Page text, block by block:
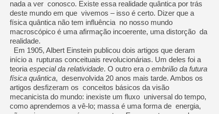
nada a ver conosco. Existe essa realidade quântica por trás
deste mundo em que vivemos – isso é certo. Dizer que a
física quântica não tem influência no nosso mundo
macroscópico é uma afirmação incoerente, uma distorção da
realidade.
Em 1905, Albert Einstein publicou dois artigos que deram
início a rupturas conceituais revolucionárias. Um deles foi a
teoriaespecial da relatividade. O outro erao embrião da futura
física quântica, desenvolvida 20 anos mais tarde. Ambos os
artigos desfizeram os conceitos básicos da visão
mecanicista do mundo: inexiste um fluxo universal do tempo,
como aprendemos a vê-lo; massa é uma forma de energia,